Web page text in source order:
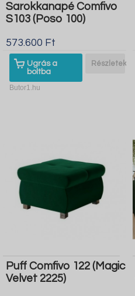
Sarokkanapé Comfivo
S103 (Poso 100)
573.600 Ft
Ugrás a
boltba
Részletek
Butor1.hu
Puff Comfivo 122 (Magic
Velvet 2225)